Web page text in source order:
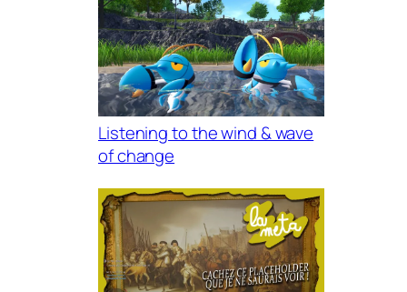
Listening to the wind & wave
of change